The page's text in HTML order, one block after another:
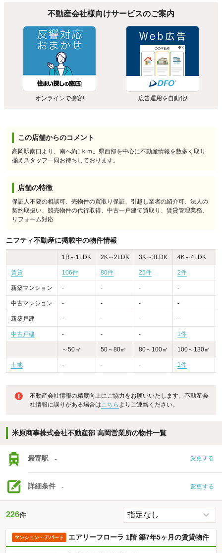
不動産会社様向けサービスのご案内
オンラインで接客! 広告運用を自動化!
この店舗からのコメント
高岡駅南口より、南へ約1ｋｍ。県西部を中心に不動産情報を数多く取り
揃えスタッフ一同お待ちしております。
店舗の特徴
保証人不要の相談可、売物件の買取り保証、引越し業者の紹介可、法人の
契約取扱い、競売物件の代行取得、中古一戸建て買取り、賃貸管理業務、
リフォーム対応
ニフティ不動産に掲載中の物件情報
1R～1LDK 2K～2LDK 3K～3LDK 4K～4LDK
賃貸 106件 80件 25件 2件
新築マンション - - - -
中古マンション - - - -
新築戸建 - - - -
中古戸建 - - - 1件
～50㎡ 50～80㎡ 80～100㎡ 100～130㎡
土地 - - - 1件
不動産会社情報の精度向上にご協力をお願いいたします。不動産会
社情報に誤りがある場合はこちら よりご連絡ください。
米原商事株式会社不動産部 高岡営業所の物件一覧
最寄駅 - 変更する
詳細条件 - 変更する
226件
マンション・アパート エアリーフローラ 1階 築7年5ヶ月の賃貸物件